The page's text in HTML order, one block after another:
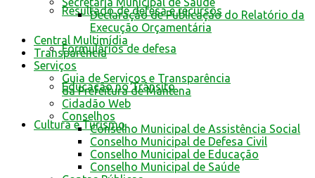
Resultado de defesa e recursos
Formulários de defesa
Educação no Trânsito
Cultura e Turismo
Declaração de Publicação do Relatório da
Execução Orçamentária
Central Multimídia
Transparência
Serviços
Guia de Serviços e Transparência
da Prefeitura de Mantena
Cidadão Web
Conselhos
Conselho Municipal de Assistência Social
Conselho Municipal de Defesa Civil
Conselho Municipal de Educação
Conselho Municipal de Saúde